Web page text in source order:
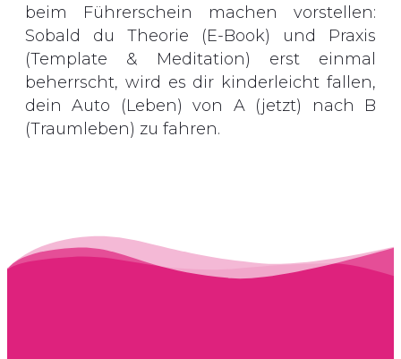
beim Führerschein machen vorstellen:
Sobald du Theorie (E-Book) und Praxis
(Template & Meditation) erst einmal
beherrscht, wird es dir kinderleicht fallen,
dein Auto (Leben) von A (jetzt) nach B
(Traumleben) zu fahren.